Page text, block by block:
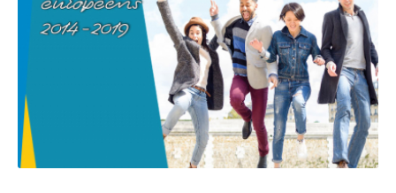
Le Label Villes et Villages Fleuris
S'investir dans le label
L'organisation des visites
Remise des Prix
Institutionnels du tourisme
Grands Evènements